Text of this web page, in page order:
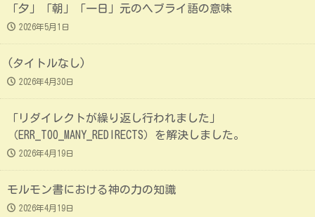
「夕」「朝」「一日」元のヘブライ語の意味
2026年5月1日
(タイトルなし)
2026年4月30日
「リダイレクトが繰り返し行われました」
（ERR_TOO_MANY_REDIRECTS）を解決しました。
2026年4月19日
モルモン書における神の力の知識
2026年4月19日